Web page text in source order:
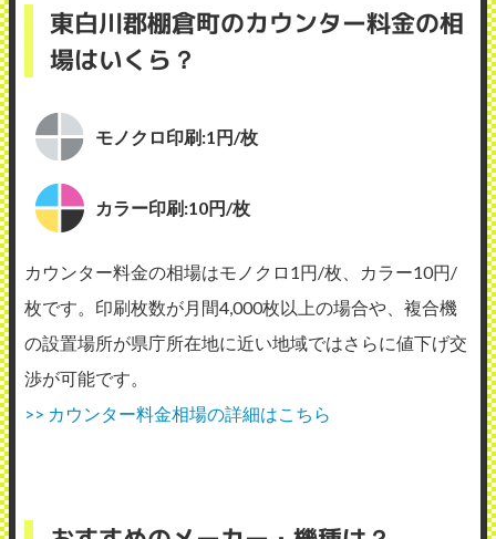
東白川郡棚倉町のカウンター料金の相
場はいくら？
モノクロ印刷:1円/枚
カラー印刷:10円/枚
カウンター料金の相場はモノクロ1円/枚、カラー10円/
枚です。印刷枚数が月間4,000枚以上の場合や、複合機
の設置場所が県庁所在地に近い地域ではさらに値下げ交
渉が可能です。
>> カウンター料金相場の詳細はこちら